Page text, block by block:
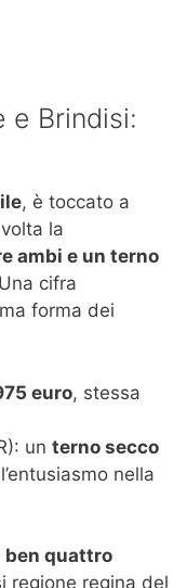
e Brindisi:
, è toccato a
la
ambi e un terno
cifra
forma dei
euro, stessa
un terno secco
nella
ben quattro
regione regina del